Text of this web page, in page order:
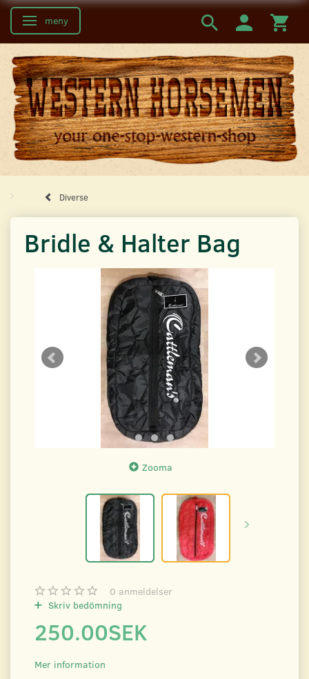
Ändra navigering
meny
Diverse
Bridle & Halter Bag
Zooma
0 anmeldelser
Skriv bedömning
250.00SEK
Mer information